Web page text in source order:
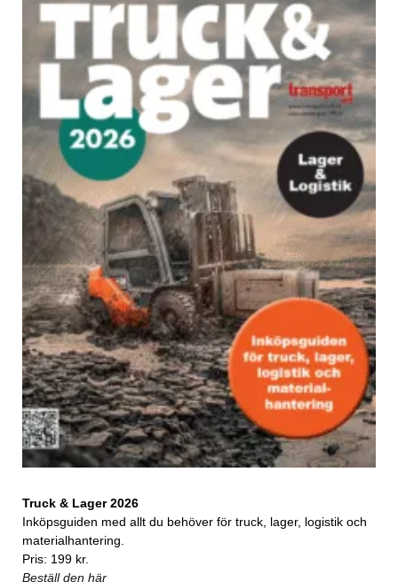
Truck & Lager 2026
Inköpsguiden med allt du behöver för truck, lager, logistik och
materialhantering.
Pris: 199 kr.
Beställ den här